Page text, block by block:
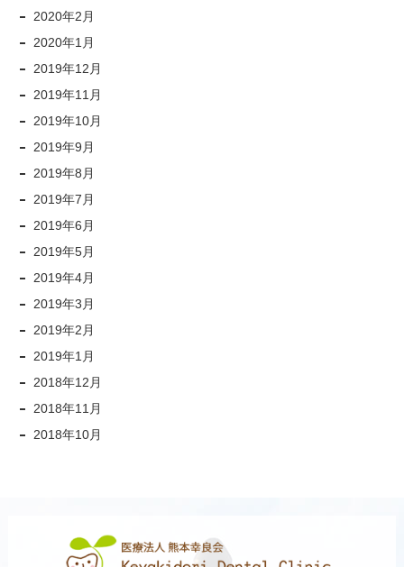
2020年2月
2020年1月
2019年12月
2019年11月
2019年10月
2019年9月
2019年8月
2019年7月
2019年6月
2019年5月
2019年4月
2019年3月
2019年2月
2019年1月
2018年12月
2018年11月
2018年10月